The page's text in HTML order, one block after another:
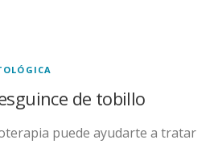
de tobillo
puede ayudarte a tratar